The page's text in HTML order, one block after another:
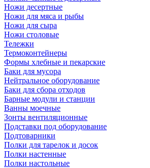
Ножи десертные
Ножи для мяса и рыбы
Ножи для сыра
Ножи столовые
Тележки
Термоконтейнеры
Формы хлебные и пекарские
Баки для мусора
Нейтральное оборудование
Баки для сбора отходов
Барные модули и станции
Ванны моечные
Зонты вентиляционные
Подставки под оборудование
Подтоварники
Полки для тарелок и досок
Полки настенные
Полки настольные